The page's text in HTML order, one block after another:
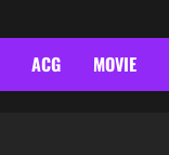
ACG MOVIE